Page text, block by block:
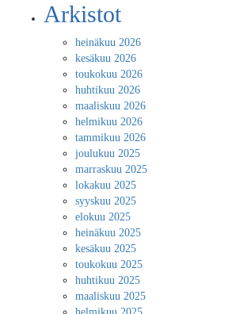
Arkistot
heinäkuu 2026
kesäkuu 2026
toukokuu 2026
huhtikuu 2026
maaliskuu 2026
helmikuu 2026
tammikuu 2026
joulukuu 2025
marraskuu 2025
lokakuu 2025
syyskuu 2025
elokuu 2025
heinäkuu 2025
kesäkuu 2025
toukokuu 2025
huhtikuu 2025
maaliskuu 2025